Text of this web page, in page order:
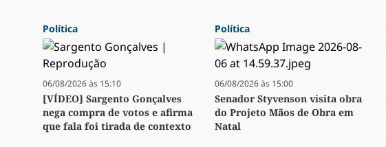
Política
06/08/2026 às 15:10
[VÍDEO] Sargento Gonçalves
nega compra de votos e afirma
que fala foi tirada de contexto
Política
06/08/2026 às 15:00
Senador Styvenson visita obra
do Projeto Mãos de Obra em
Natal